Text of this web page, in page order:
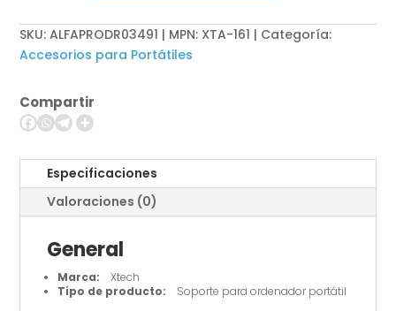
stand
-
Tuuli
6
fans
161
cantidad
SKU:ALFAPRODR03491 | MPN: XTA-161
Categoría:
Accesorios para Portátiles
Compartir
Especificaciones
Valoraciones (0)
General
Marca: Xtech
Tipo de producto: Soporte para ordenador portátil